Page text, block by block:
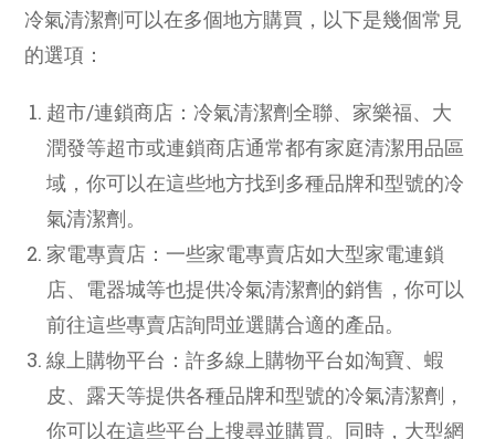
冷氣清潔劑可以在多個地方購買，以下是幾個常見
的選項：
超市/連鎖商店：冷氣清潔劑全聯、家樂福、大
潤發等超市或連鎖商店通常都有家庭清潔用品區
域，你可以在這些地方找到多種品牌和型號的冷
氣清潔劑。
家電專賣店：一些家電專賣店如大型家電連鎖
店、電器城等也提供冷氣清潔劑的銷售，你可以
前往這些專賣店詢問並選購合適的產品。
線上購物平台：許多線上購物平台如淘寶、蝦
皮、露天等提供各種品牌和型號的冷氣清潔劑，
你可以在這些平台上搜尋並購買。同時，大型網